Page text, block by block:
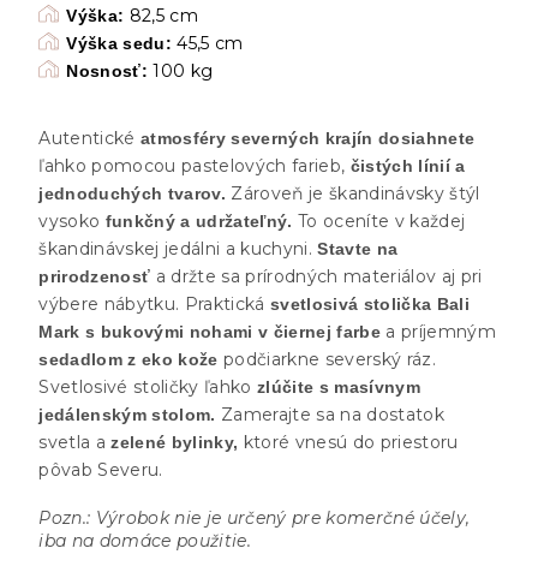
Výška: 82,5 cm
Výška sedu: 45,5 cm
Nosnosť: 100 kg
Autentické atmosféry severných krajín dosiahnete
ľahko pomocou pastelových farieb, čistých línií a
jednoduchých tvarov. Zároveň je škandinávsky štýl
vysoko funkčný a udržateľný. To oceníte v každej
škandinávskej jedálni a kuchyni.Stavte na
prirodzenosť a držte sa prírodných materiálov aj pri
výbere nábytku. Praktická svetlosivá stolička Bali
Mark s bukovými nohami v čiernej farbea príjemným
sedadlom z eko kože podčiarkne severský ráz.
Svetlosivé stoličky ľahko zlúčite s masívnym
jedálenským stolom. Zamerajte sa na dostatok
svetla azelené bylinky, ktoré vnesú do priestoru
pôvab Severu.
Pozn.: Výrobok nie je určený pre komerčné účely,
iba na domáce použitie.